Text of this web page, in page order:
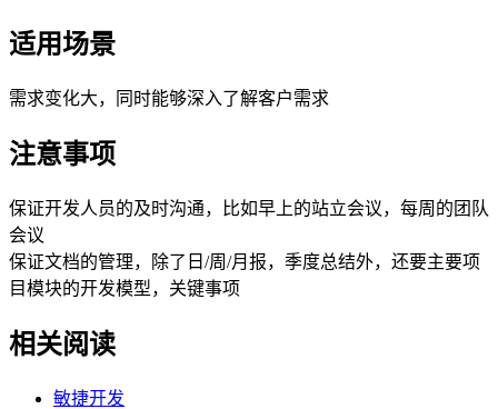
适用场景
需求变化大，同时能够深入了解客户需求
注意事项
保证开发人员的及时沟通，比如早上的站立会议，每周的团队
会议
保证文档的管理，除了日/周/月报，季度总结外，还要主要项
目模块的开发模型，关键事项
相关阅读
敏捷开发